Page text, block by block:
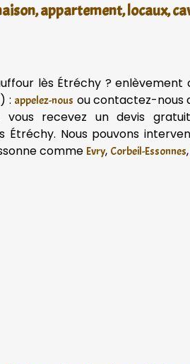
appartement, locaux,
lès Étréchy ? enlèvement
: appelez-nous ou contactez-nous
vous recevez un devis
Étréchy. Nous pouvons
comme Evry, Corbeil-Essonnes,